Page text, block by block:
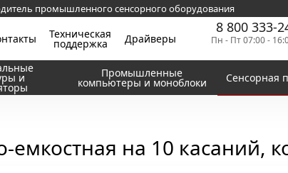
промышленного сенсорного оборудования
Техническая
поддержка Драйверы
8 800 333-
Пн - Пт 07:00 -
и Промышленные
компьютеры и моноблоки Сенсорная
на 10 касаний,